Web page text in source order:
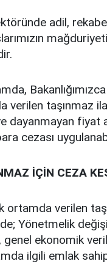
adil,
verilen taşınmaz
dayanmayan fiyat
cezası
İÇİN CEZA
ortamda verilen
Yönetmelik
genel ekonomik
ilgili emlak